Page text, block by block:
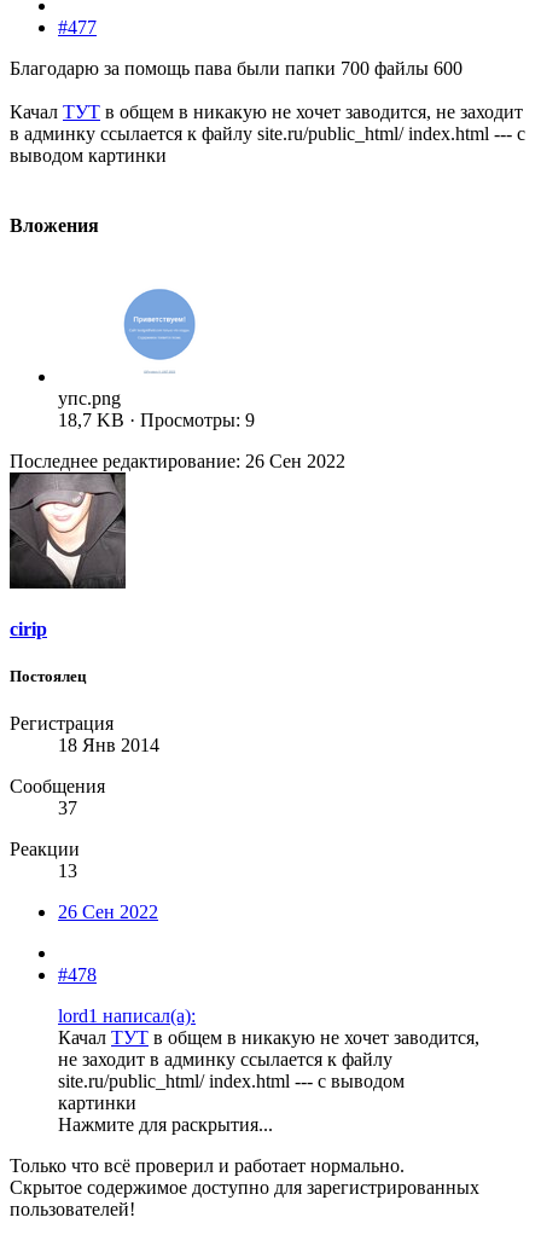
#477
Благодарю за помощь пава были папки 700 файлы 600
Качал ТУТ в общем в никакую не хочет заводится, не заходит
в админку ссылается к файлу site.ru/public_html/ index.html --- с
выводом картинки
Вложения
упс.png
18,7 KB · Просмотры: 9
Последнее редактирование: 26 Сен 2022
cirip
Постоялец
Регистрация
18 Янв 2014
Сообщения
37
Реакции
13
26 Сен 2022
#478
lord1 написал(а):
Качал ТУТ в общем в никакую не хочет заводится,
не заходит в админку ссылается к файлу
site.ru/public_html/ index.html --- с выводом
картинки
Нажмите для раскрытия...
Только что всё проверил и работает нормально.
Скрытое содержимое доступно для зарегистрированных
пользователей!